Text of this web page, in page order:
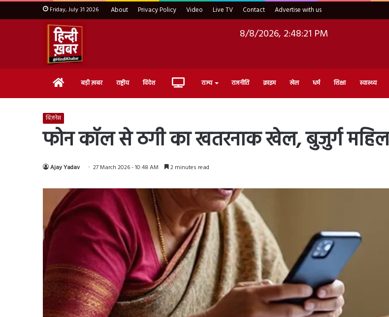
Friday, July 31 2026 About Privacy Policy Video Live TV Contact Advertise with us
8/8/2026, 2:48:22 PM
Home बड़ी ख़बर राष्ट्रीय विदेश Live राज्य राजनीति क्राइम खेल धर्म शिक्षा स्वास्थ्य
बिज़नेस
फोन कॉल से ठगी का खतरनाक खेल, बुजुर्ग
Ajay Yadav 27 March 2026 - 10:48 AM 2 minutes read